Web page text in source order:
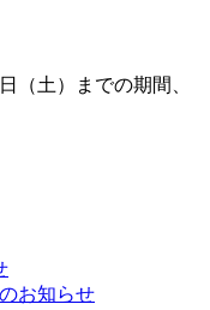
（土）までの期間、
お知らせ